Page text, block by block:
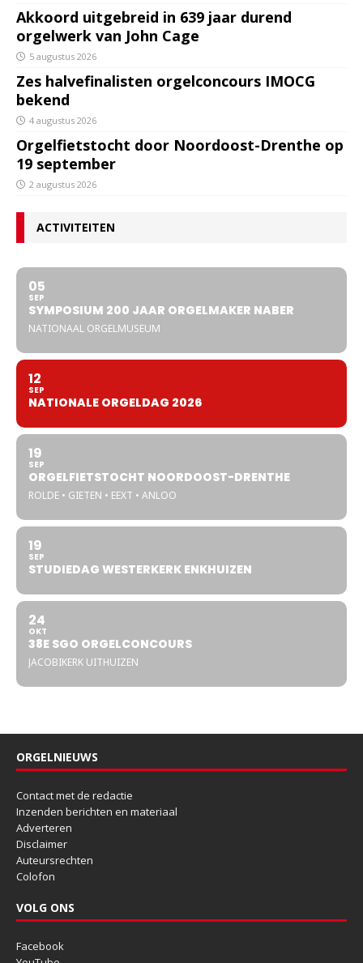
Akkoord uitgebreid in 639 jaar durend
orgelwerk van John Cage
5 augustus 2026
Zes halvefinalisten orgelconcours IMOCG
bekend
4 augustus 2026
Orgelfietstocht door Noordoost-Drenthe op
19 september
2 augustus 2026
ACTIVITEITEN
05
SEP
SYMPOSIUM 200 JAAR ORGELMAKER NABER
NATIONAAL ORGELMUSEUM
12
SEP
NATIONALE ORGELDAG 2026
19
SEP
ORGELFIETSTOCHT NOORDOOST-DRENTHE
ROLDE • GIETEN • EEXT • ANLOO
19
SEP
STUDIEDAG WESTERKERK ENKHUIZEN
24
OKT
38E SGO ORGELCONCOURS
JACOBIKERK UITHUIZEN
ORGELNIEUWS
Contact met de redactie
Inzenden berichten en materiaal
Adverteren
Disclaimer
Auteursrechten
Colofon
VOLG ONS
Facebook